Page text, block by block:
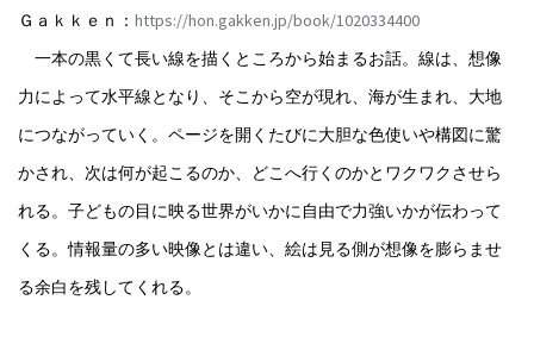
Ｇａｋｋｅｎ： https://hon.gakken.jp/book/1020334400
一本の黒くて長い線を描くところから始まるお話。線は、想像
力によって水平線となり、そこから空が現れ、海が生まれ、大地
につながっていく。ページを開くたびに大胆な色使いや構図に驚
かされ、次は何が起こるのか、どこへ行くのかとワクワクさせら
れる。子どもの目に映る世界がいかに自由で力強いかが伝わって
くる。情報量の多い映像とは違い、絵は見る側が想像を膨らませ
る余白を残してくれる。